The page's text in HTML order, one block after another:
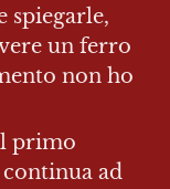
spiegarle,
un ferro
non ho
primo
ad